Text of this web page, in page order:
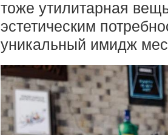
тоже утилитарная
эстетическим
уникальный имидж